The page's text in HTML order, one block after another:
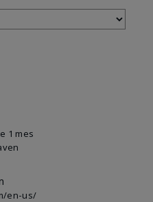
1 mes
en-us/